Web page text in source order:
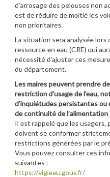
d’arrosage des pelouses non
est de réduire de moitié les
non prioritaires.
La situation sera analysée lors
ressource en eau (CRE) qui
nécessité d’ajuster ces
du département.
Les maires peuvent prendre
restriction d’usage de l’eau,
d’inquiétudes persistantes ou
de continuité de l’alimentation
Il est rappelé que les
doivent se conformer
restrictions générées par le
Vous pouvez consulter ces
suivantes :
https://vigieau.gouv.fr/